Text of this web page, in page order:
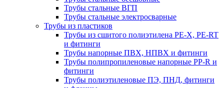
Трубы стальные ВГП
Трубы стальные электросварные
Трубы из пластиков
Трубы из сшитого полиэтилена PE-X, PE-RT
и фитинги
Трубы напорные ПВХ, НПВХ и фитинги
Трубы полипропиленовые напорные PP-R и
фитинги
Трубы полиэтиленовые ПЭ, ПНД, фитинги